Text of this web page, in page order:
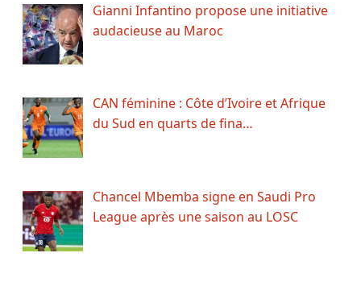
Gianni Infantino propose une initiative
audacieuse au Maroc
CAN féminine : Côte d’Ivoire et Afrique
du Sud en quarts de fina…
Chancel Mbemba signe en Saudi Pro
League après une saison au LOSC